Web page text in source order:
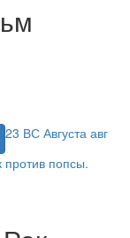
23 ВС Августа авг